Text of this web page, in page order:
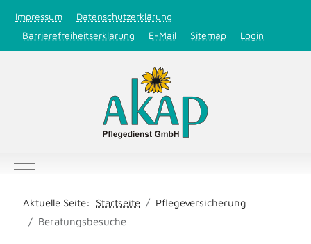
Impressum
Datenschutzerklärung
Barrierefreiheitserklärung
E-Mail Sitemap Login
Mobile Menu Toggle
Aktuelle Seite: Startseite
Pflegeversicherung
Beratungsbesuche